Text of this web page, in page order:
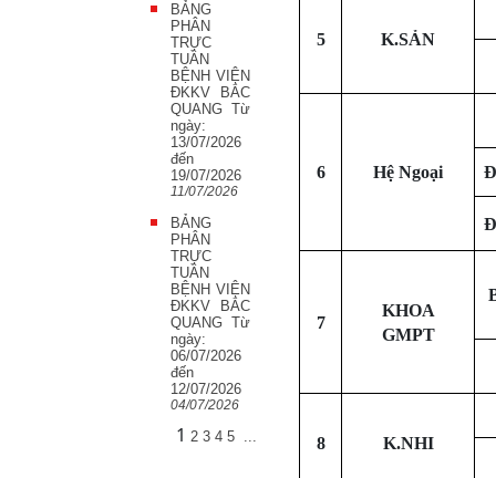
BẢNG
PHÂN
TRỰC
TUẦN
BỆNH VIỆN
ĐKKV BẮC
QUANG Từ
ngày:
13/07/2026
đến
19/07/2026
11/07/2026
BẢNG
PHÂN
TRỰC
TUẦN
BỆNH VIỆN
ĐKKV BẮC
QUANG Từ
ngày:
06/07/2026
đến
12/07/2026
04/07/2026
1 2 3 4 5 ...
5 K.SẢN
6 Hệ Ngoại
7
KHOA
GMPT
8 K.NHI